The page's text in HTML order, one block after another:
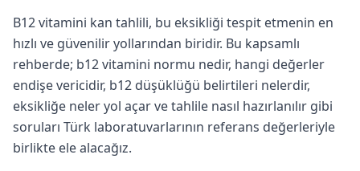
B12 vitamini kan tahlili, bu eksikliği tespit etmenin en
hızlı ve güvenilir yollarından biridir. Bu kapsamlı
rehberde; b12 vitamini normu nedir, hangi değerler
endişe vericidir, b12 düşüklüğü belirtileri nelerdir,
eksikliğe neler yol açar ve tahlile nasıl hazırlanılır gibi
soruları Türk laboratuvarlarının referans değerleriyle
birlikte ele alacağız.